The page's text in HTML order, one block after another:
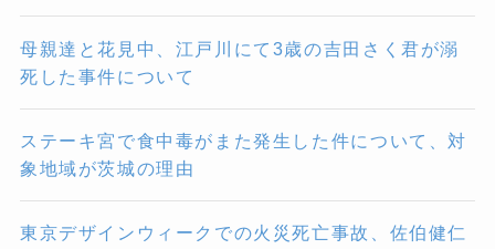
母親達と花見中、江戸川にて3歳の吉田さく君が溺
死した事件について
ステーキ宮で食中毒がまた発生した件について、対
象地域が茨城の理由
東京デザインウィークでの火災死亡事故、佐伯健仁